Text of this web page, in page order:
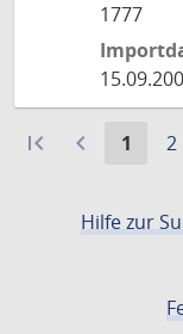
1777
first_page navigate_before 1 2
Hilfe zur